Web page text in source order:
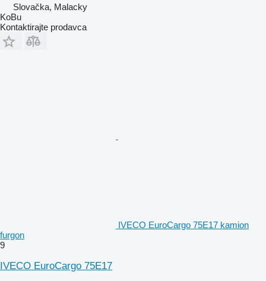
Slovačka, Malacky
KoBu
Kontaktirajte prodavca
IVECO EuroCargo 75E17 kamion
furgon
9
IVECO EuroCargo 75E17